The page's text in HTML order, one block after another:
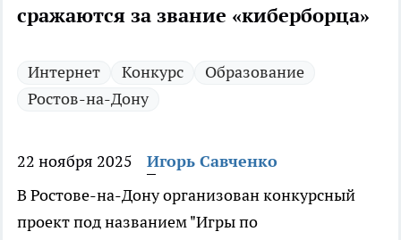
сражаются за звание «киберборца»
Интернет Конкурс
Образование
Ростов-на-Дону
22 ноября 2025
Игорь Савченко
В Ростове-на-Дону организован конкурсный
проект под названием "Игры по